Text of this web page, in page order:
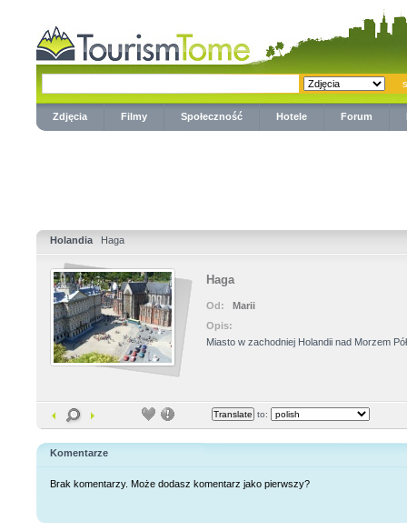
Zdjęcia Filmy Społeczność Hotele Forum
Holandia Haga
Haga
Od:
Marii
Opis:
Miasto w zachodniej Holandii nad Morzem
to:
Komentarze
Brak komentarzy. Może dodasz komentarz jako pierwszy?